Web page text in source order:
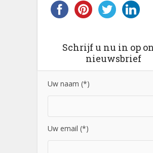
Schrijf u nu in op
nieuwsbrief
Uw naam (*)
Uw email (*)